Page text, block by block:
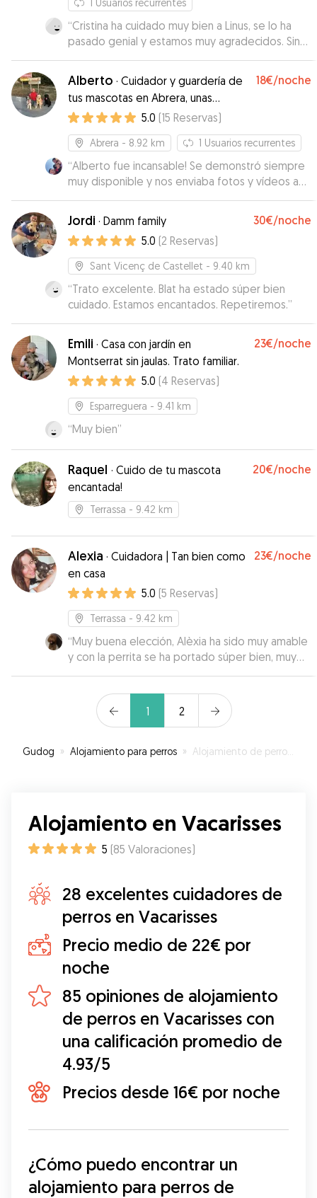
Usuarios recurrentes
“Cristina ha cuidado muy bien a Linus, se lo ha
pasado genial y estamos muy agradecidos. Sin
duda repetiremos.”
Alberto · Cuidador y guardería de
tus mascotas en Abrera, unas
vacaciones para ellos
18€/noche
5.0 (15 Reservas)
Abrera - 8.92 km 1 Usuarios recurrentes
“Alberto fue incansable! Se demonstró siempre
muy disponible y nos enviaba fotos y vídeos a
cada día. Nuestra perrita estuvo super cómoda y
hizo nuevos amiguitos. Sin duda repetiremos
porque tanto a nuestra perrita como a nosotros
nos encantó!”
Jordi · Damm family 30€/noche
5.0 (2 Reservas)
Sant Vicenç de Castellet - 9.40 km
“Trato excelente. Blat ha estado súper bien
cuidado. Estamos encantados. Repetiremos.”
Emili · Casa con jardín en
Montserrat sin jaulas. Trato familiar.
23€/noche
5.0 (4 Reservas)
Esparreguera - 9.41 km
“Muy bien”
Raquel · Cuido de tu mascota
encantada!
20€/noche
Terrassa - 9.42 km
Alexia · Cuidadora | Tan bien como
en casa
23€/noche
5.0 (5 Reservas)
Terrassa - 9.42 km
“Muy buena elección, Alèxia ha sido muy amable
y con la perrita se ha portado súper bien, muy
recomendable.”
1 2
Gudog » Alojamiento para perros » Alojamiento de perros en Vacarisses
Alojamiento en Vacarisses
5 (85 Valoraciones)
28 excelentes cuidadores de
perros en Vacarisses
Precio medio de 22€ por
noche
85 opiniones de alojamiento
de perros en Vacarisses con
una calificación promedio de
4.93/5
Precios desde 16€ por noche
¿Cómo puedo encontrar un
alojamiento para perros de